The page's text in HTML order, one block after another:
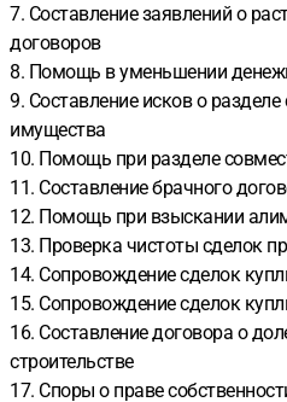
7. Составление заявлений о
договоров
8. Помощь в уменьшении
9. Составление исков о
имущества
10. Помощь при разделе
11. Составление брачного
12. Помощь при взыскании
13. Проверка чистоты сделок
14. Сопровождение сделок
15. Сопровождение сделок
16. Составление договора о
строительстве
17. Споры о праве